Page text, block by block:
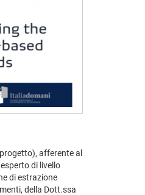
afferente al
di livello
di estrazione
della Dott.ssa